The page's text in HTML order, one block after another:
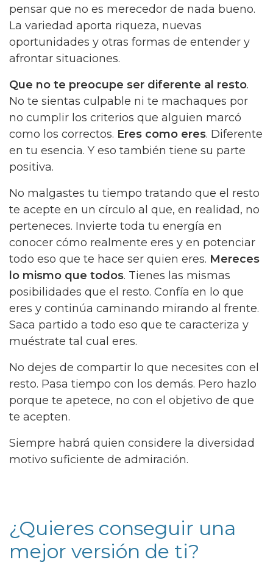
pensar que no es merecedor de nada bueno.
La variedad aporta riqueza, nuevas
oportunidades y otras formas de entender y
afrontar situaciones.
Que no te preocupe ser diferente al resto.
No te sientas culpable ni te machaques por
no cumplir los criterios que alguien marcó
como los correctos. Eres como eres. Diferente
en tu esencia. Y eso también tiene su parte
positiva.
No malgastes tu tiempo tratando que el resto
te acepte en un círculo al que, en realidad, no
perteneces. Invierte toda tu energía en
conocer cómo realmente eres y en potenciar
todo eso que te hace ser quien eres. Mereces
lo mismo que todos. Tienes las mismas
posibilidades que el resto. Confía en lo que
eres y continúa caminando mirando al frente.
Saca partido a todo eso que te caracteriza y
muéstrate tal cual eres.
No dejes de compartir lo que necesites con el
resto. Pasa tiempo con los demás. Pero hazlo
porque te apetece, no con el objetivo de que
te acepten.
Siempre habrá quien considere la diversidad
motivo suficiente de admiración.
¿Quieres conseguir una
mejor versión de ti?